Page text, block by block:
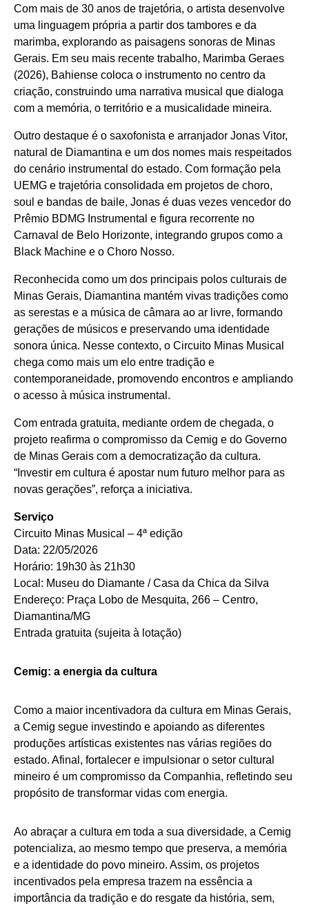
Com mais de 30 anos de trajetória, o artista desenvolve
uma linguagem própria a partir dos tambores e da
marimba, explorando as paisagens sonoras de Minas
Gerais. Em seu mais recente trabalho, Marimba Geraes
(2026), Bahiense coloca o instrumento no centro da
criação, construindo uma narrativa musical que dialoga
com a memória, o território e a musicalidade mineira.
Outro destaque é o saxofonista e arranjador Jonas Vitor,
natural de Diamantina e um dos nomes mais respeitados
do cenário instrumental do estado. Com formação pela
UEMG e trajetória consolidada em projetos de choro,
soul e bandas de baile, Jonas é duas vezes vencedor do
Prêmio BDMG Instrumental e figura recorrente no
Carnaval de Belo Horizonte, integrando grupos como a
Black Machine e o Choro Nosso.
Reconhecida como um dos principais polos culturais de
Minas Gerais, Diamantina mantém vivas tradições como
as serestas e a música de câmara ao ar livre, formando
gerações de músicos e preservando uma identidade
sonora única. Nesse contexto, o Circuito Minas Musical
chega como mais um elo entre tradição e
contemporaneidade, promovendo encontros e ampliando
o acesso à música instrumental.
Com entrada gratuita, mediante ordem de chegada, o
projeto reafirma o compromisso da Cemig e do Governo
de Minas Gerais com a democratização da cultura.
“Investir em cultura é apostar num futuro melhor para as
novas gerações”, reforça a iniciativa.
Serviço
Circuito Minas Musical – 4ª edição
Data: 22/05/2026
Horário: 19h30 às 21h30
Local: Museu do Diamante / Casa da Chica da Silva
Endereço: Praça Lobo de Mesquita, 266 – Centro,
Diamantina/MG
Entrada gratuita (sujeita à lotação)
Cemig: a energia da cultura
Como a maior incentivadora da cultura em Minas Gerais,
a Cemig segue investindo e apoiando as diferentes
produções artísticas existentes nas várias regiões do
estado. Afinal, fortalecer e impulsionar o setor cultural
mineiro é um compromisso da Companhia, refletindo seu
propósito de transformar vidas com energia.
Ao abraçar a cultura em toda a sua diversidade, a Cemig
potencializa, ao mesmo tempo que preserva, a memória
e a identidade do povo mineiro. Assim, os projetos
incentivados pela empresa trazem na essência a
importância da tradição e do resgate da história, sem,